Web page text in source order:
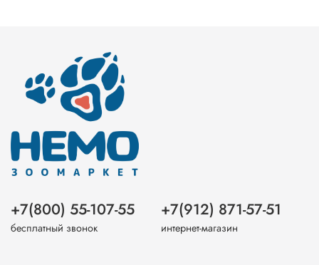
+7(800) 55-107-55
бесплатный звонок
+7(912) 871-57-51
интернет-магазин